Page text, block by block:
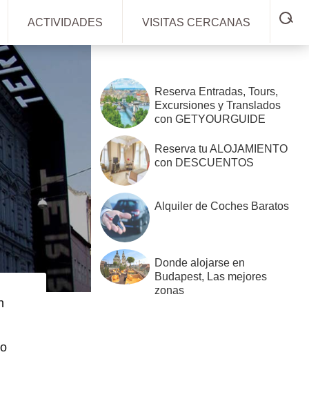
ACTIVIDADES VISITAS CERCANAS
lateral
primaria Reserva Entradas, Tours,
Excursiones y Translados
con GETYOURGUIDE
Reserva tu ALOJAMIENTO
con DESCUENTOS
Alquiler de Coches Baratos
Donde alojarse en
Budapest, Las mejores
zonas